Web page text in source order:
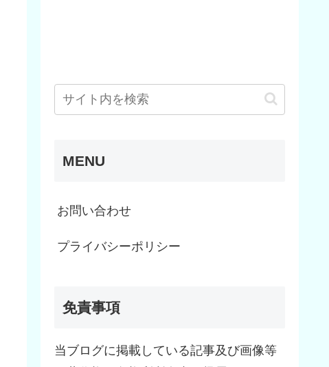
MENU
お問い合わせ
プライバシーポリシー
免責事項
当ブログに掲載している記事及び画像等